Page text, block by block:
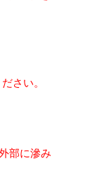
さい。
部に滲み